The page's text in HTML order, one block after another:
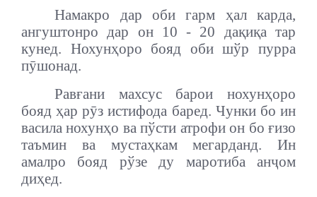
Намакро дар оби гарм ҳал карда,
ангуштонро дар он 10 - 20 дақиқа тар
кунед. Нохунҳоро бояд оби шўр пурра
пӯшонад.
Равғани махсус барои нохунҳоро
бояд ҳар рӯз истифода баред. Чунки бо ин
васила нохунҳо ва пўсти атрофи он бо ғизо
таъмин ва мустаҳкам мегарданд. Ин
амалро бояд рўзе ду маротиба анҷом
диҳед.